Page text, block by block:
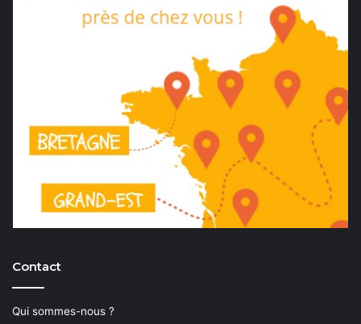
Contact
Qui sommes-nous ?